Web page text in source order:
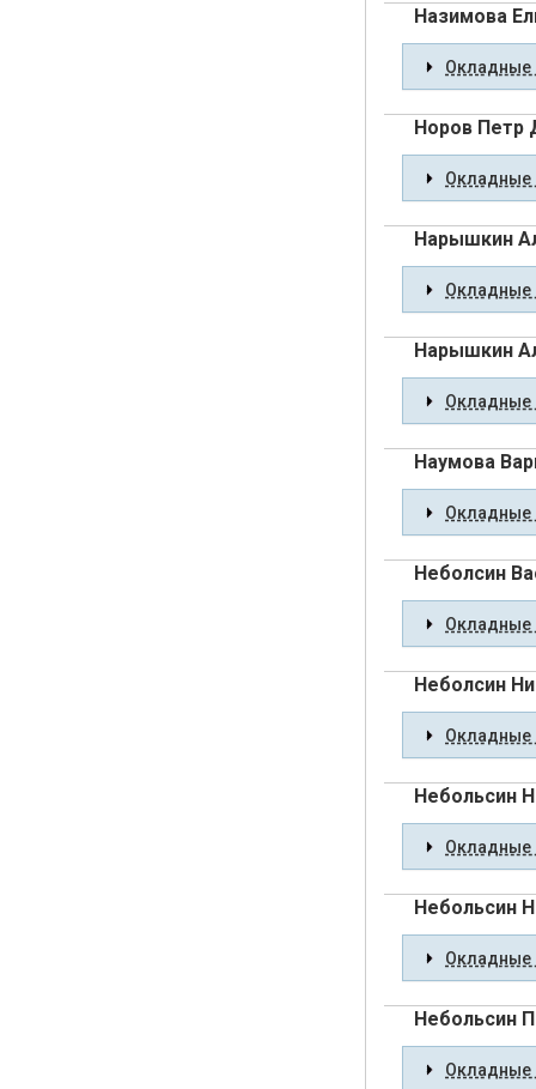
Назимова
Окладные
Норов Петр
Окладные
Нарышкин
Окладные
Нарышкин
Окладные
Наумова
Окладные
Неболсин
Окладные
Неболсин
Окладные
Небольсин
Окладные
Небольсин
Окладные
Небольсин
Окладные